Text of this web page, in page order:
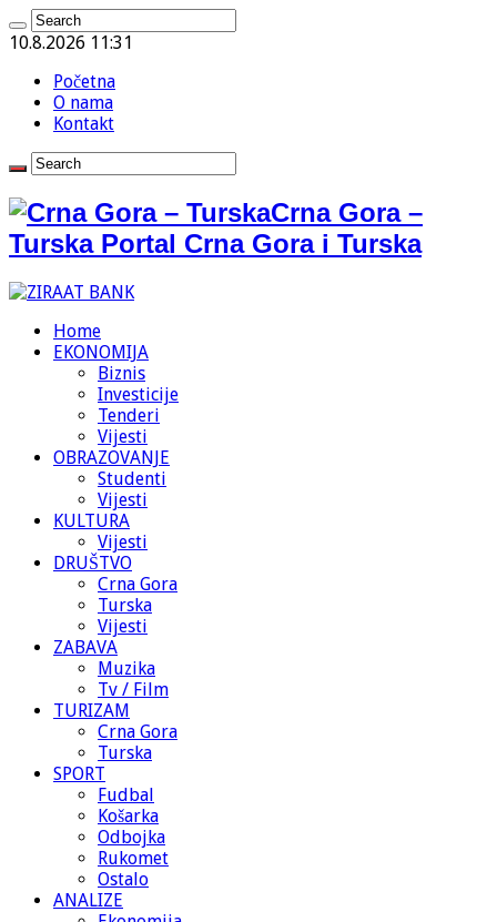
10.8.2026 11:31
Početna
O nama
Kontakt
Crna Gora –
Turska Portal Crna Gora i Turska
Home
EKONOMIJA
Biznis
Investicije
Tenderi
Vijesti
OBRAZOVANJE
Studenti
Vijesti
KULTURA
Vijesti
DRUŠTVO
Crna Gora
Turska
Vijesti
ZABAVA
Muzika
Tv / Film
TURIZAM
Crna Gora
Turska
SPORT
Fudbal
Košarka
Odbojka
Rukomet
Ostalo
ANALIZE